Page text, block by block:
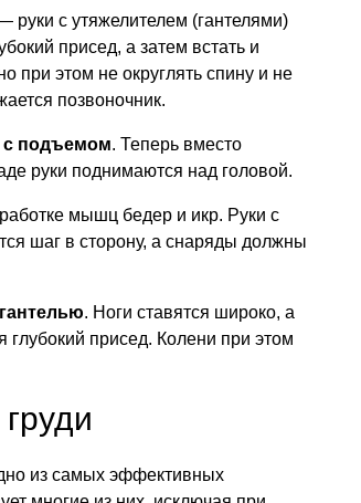
с утяжелителем (гантелями)
присед, а затем встать и
при этом не округлять спину и не
позвоночник.
подъемом. Теперь вместо
руки поднимаются над головой.
мышц бедер и икр. Руки с
шаг в сторону, а снаряды должны
. Ноги ставятся широко, а
глубокий присед. Колени при этом
из самых эффективных